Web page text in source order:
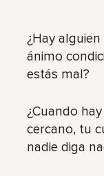
¿Hay
ánimo
estás mal?
¿Cuando
cercano, tu
nadie diga